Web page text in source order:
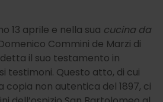
13 aprile e nella sua cucina da
Commini de Marzi di
il suo testamento in
testimoni. Questo atto, di cui
copia non autentica del 1897, ci